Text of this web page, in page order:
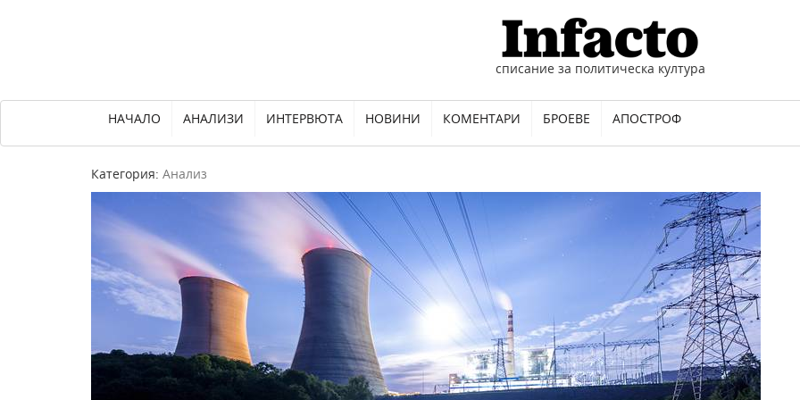
списание за политическа култура
НАЧАЛО АНАЛИЗИ ИНТЕРВЮТА НОВИНИ КОМЕНТАРИ БРОЕВЕ АПОСТРОФ
Категория: Анализ